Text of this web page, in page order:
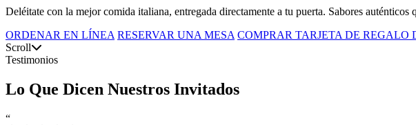
Deléitate con la mejor comida italiana, entregada directamente a tu puerta. Sabores auténticos
ORDENAR EN LÍNEA RESERVAR UNA MESA COMPRAR TARJETA DE REGALO
Scroll
Testimonios
Lo Que Dicen Nuestros Invitados
“